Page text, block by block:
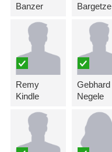
Banzer
Remy
Kindle
Bargetze
Gebhard
Negele